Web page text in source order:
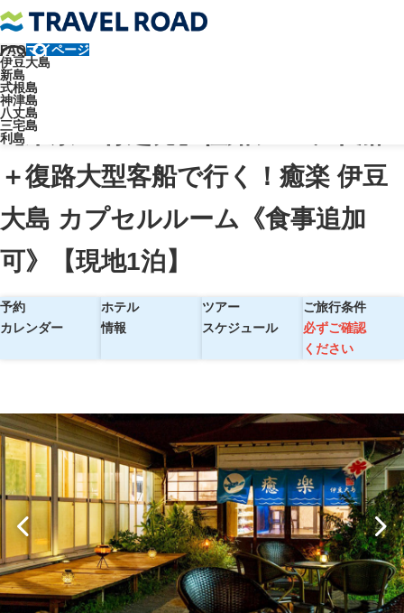
FAQマイページ
伊豆大島
新島
式根島
神津島
八丈島
三宅島
利島
トラベルロード
【東京・竹芝発】往路ジェット船＋復路大型客船で行く！癒楽 伊豆大
島 カプセルルーム《食事追加可》【現地1泊】
【東京・竹芝発】往路ジェット船
＋復路大型客船で行く！癒楽 伊豆
大島 カプセルルーム《食事追加
可》【現地1泊】
予約
カレンダー
ホテル
情報
ツアー
スケジュール
ご旅行条件
必ずご確認
ください